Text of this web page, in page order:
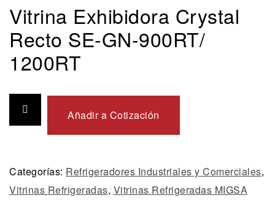
Vitrina Exhibidora Crystal
Recto SE-GN-900RT/
1200RT
Añadir a Cotización
Categorías: Refrigeradores Industriales y Comerciales,
Vitrinas Refrigeradas, Vitrinas Refrigeradas MIGSA